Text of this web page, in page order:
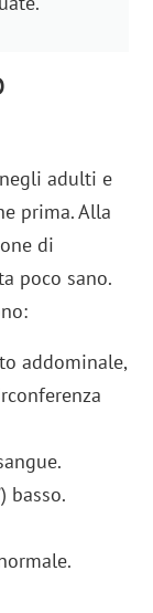
adulti e
prima. Alla
di
poco sano.
addominale,
basso.